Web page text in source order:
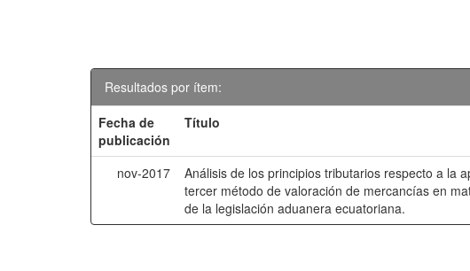
Resultados por ítem:
Fecha de
publicación
Título
nov-2017
Análisis de los principios tributarios respecto a la
tercer método de valoración de mercancías en
de la legislación aduanera ecuatoriana.